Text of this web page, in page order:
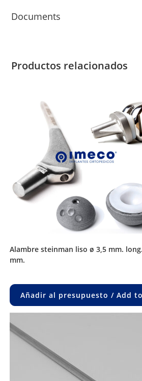
DE
COMUNES
Documents
Productos relacionados
alambre steinman liso ø 3,5 mm. long. 240 mm.long: 240
mm.
Añadir al presupuesto / Add